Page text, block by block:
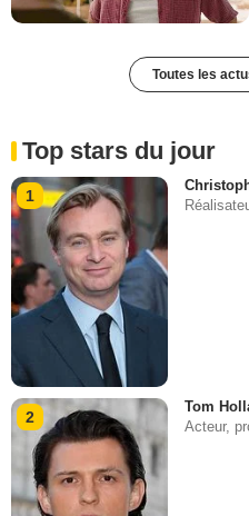
Toutes les
Top stars du jour
1
2
Tom
Acteur,